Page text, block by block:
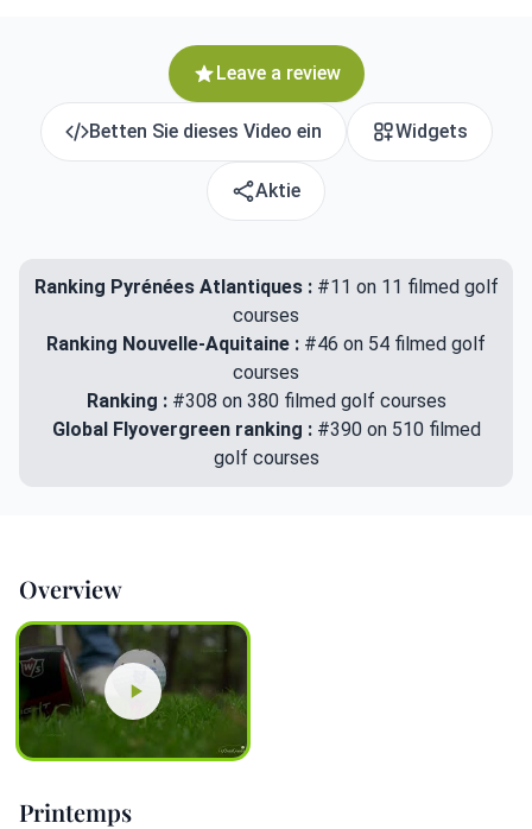
Leave a review
Betten Sie dieses Video ein Widgets
Aktie
Ranking Pyrénées Atlantiques :#11 on 11 filmed golf
courses
Ranking Nouvelle-Aquitaine : #46 on 54 filmed golf
courses
Ranking : #308 on 380 filmed golf courses
Global Flyovergreen ranking : #390 on 510 filmed
golf courses
Overview
Printemps